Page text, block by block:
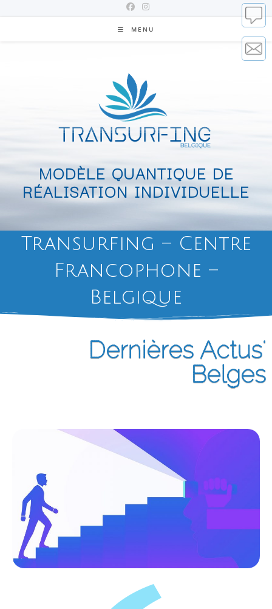
MENU
MODÈLE QUANTIQUE DE
RÉALISATION INDIVIDUELLE
Transurfing – Centre
Francophone –
Belgique
Dernières Actus'
Belges